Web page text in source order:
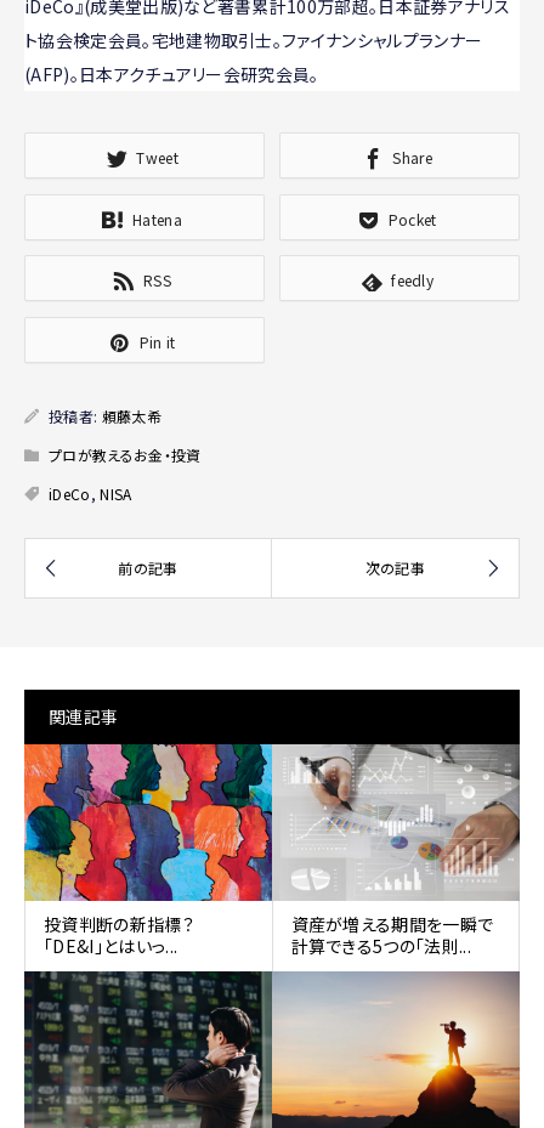
iDeCo』(成美堂出版)など著書累計100万部超。日本証券アナリス
ト協会検定会員。宅地建物取引士。ファイナンシャルプランナー
(AFP)。日本アクチュアリー会研究会員。
Tweet Share
Hatena Pocket
RSS feedly
Pin it
投稿者: 頼藤太希
プロが教えるお金・投資
iDeCo,NISA
関連記事
投資判断の新指標？
「DE&I」とはいっ...
資産が増える期間を一瞬で
計算できる5つの「法則...